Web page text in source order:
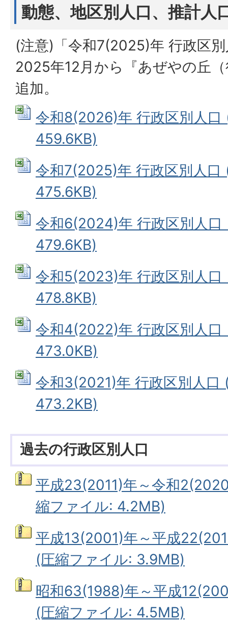
動態、地区別人口、推計人
(注意)「令和7(2025)年 行政区
2025年12月から『あぜやの丘
追加。
令和8(2026)年 行政区別人口
459.6KB)
令和7(2025)年 行政区別人口
475.6KB)
令和6(2024)年 行政区別人
479.6KB)
令和5(2023)年 行政区別人
478.8KB)
令和4(2022)年 行政区別人
473.0KB)
令和3(2021)年 行政区別人口
473.2KB)
過去の行政区別人口
平成23(2011)年～令和
縮ファイル: 4.2MB)
平成13(2001)年～平成
(圧縮ファイル: 3.9MB)
昭和63(1988)年～平成
(圧縮ファイル: 4.5MB)